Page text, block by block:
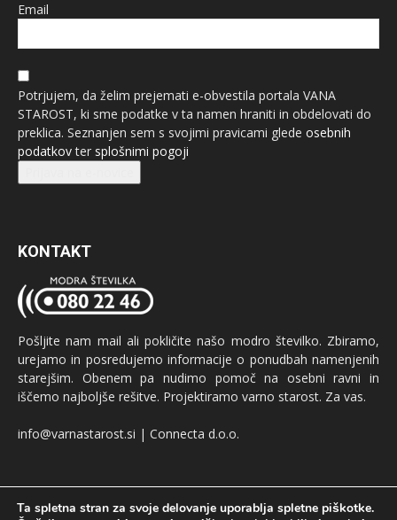
Email
Potrjujem, da želim prejemati e-obvestila portala VANA
STAROST, ki sme podatke v ta namen hraniti in obdelovati do
preklica. Seznanjen sem s svojimi pravicami glede osebnih
podatkovter splošnimi pogoji
KONTAKT
Pošljite nam mail ali pokličite našo modro številko. Zbiramo,
urejamo in posredujemo informacije o ponudbah namenjenih
starejšim. Obenem pa nudimo pomoč na osebni ravni in
iščemo najboljše rešitve. Projektiramo varno starost. Za vas.
info@varnastarost.si | Connecta d.o.o.
Ta spletna stran za svoje delovanje uporablja spletne piškotke.